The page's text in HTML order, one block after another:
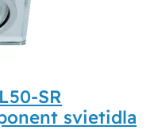
SR
svietidla